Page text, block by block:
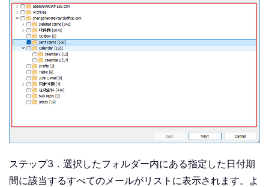
ステップ3．選択したフォルダー内にある指定した日付期
間に該当するすべてのメールがリストに表示されます。よ